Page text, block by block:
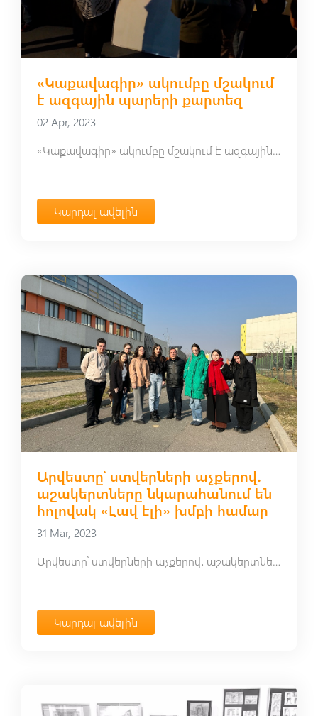
«Կաքավագիր» ակումբը մշակում
է ազգային պարերի քարտեզ
02 Apr, 2023
«Կաքավագիր» ակումբը մշակում է ազգային պարերի քարտեզ
Կարդալ ավելին
Արվեստը՝ ստվերների աչքերով․
աշակերտները նկարահանում են
հոլովակ «Լավ էլի» խմբի համար
31 Mar, 2023
Արվեստը՝ ստվերների աչքերով․ աշակերտները նկարահանում են հոլովակ «Լավ էլի» խմբի համար
Կարդալ ավելին